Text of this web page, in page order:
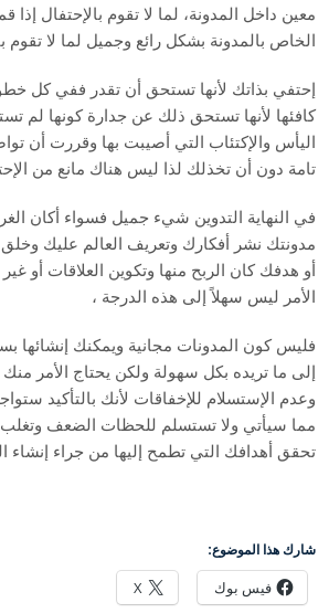
معين داخل المدونة، لما لا تقوم بالإحتفال
الخاص بالمدونة بشكل رائع وجميل لما لا تقوم
إحتفي بذاتك لأنها تستحق أن تقدر ففي كل
كافئها لأنها تستحق ذلك عن جدارة كونها لم
اليأس والإكتئاب التي أصيبت بها وقررت أن
تامة دون أن تخذلك لذا ليس هناك مانع من
في النهاية التدوين شيء جميل فسواء أكان
مدونتك نشر أفكارك وتعريف العالم عليك
أو هدفك كان الربح منها وتكوين العلاقات أو
الأمر ليس سهلاً إلى هذه الدرجة ،
فليس كون المدونات مجانية ويمكنك إنشائها
إلى ما تريده بكل سهولة ولكن يحتاج الأمر
وعدم الإستسلام للإخفاقات لأنك بالتأكيد
مما سيأتي ولا تستسلم للحظات الضعف
تحقق أهدافك التي تطمح إليها من جراء إنشاء
شارك هذا الموضوع:
فيس بوك X